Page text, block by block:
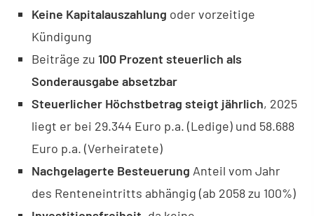
Keine Kapitalauszahlung oder vorzeitige
Kündigung
Beiträge zu 100 Prozent steuerlich als
Sonderausgabe absetzbar
Steuerlicher Höchstbetrag steigt jährlich, 2025
liegt er bei 29.344 Euro p.a. (Ledige) und 58.688
Euro p.a. (Verheiratete)
Nachgelagerte Besteuerung Anteil vom Jahr
des Renteneintritts abhängig (ab 2058 zu 100%)